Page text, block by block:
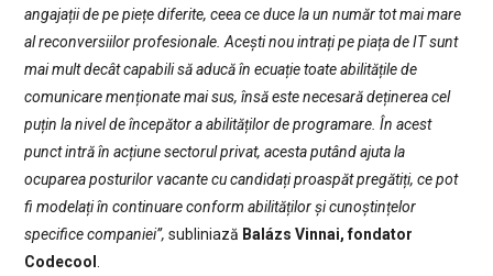
angajații de pe piețe diferite, ceea ce duce la un număr tot mai mare
al reconversiilor profesionale. Acești nou intrați pe piața de IT sunt
mai mult decât capabili să aducă în ecuație toate abilitățile de
comunicare menționate mai sus, însă este necesară deținerea cel
puțin la nivel de începător a abilităților de programare. În acest
punct intră în acțiune sectorul privat, acesta putând ajuta la
ocuparea posturilor vacante cu candidați proaspăt pregătiți, ce pot
fi modelați în continuare conform abilităților și cunoștințelor
specifice companiei”, subliniază Balázs Vinnai, fondator
Codecool .